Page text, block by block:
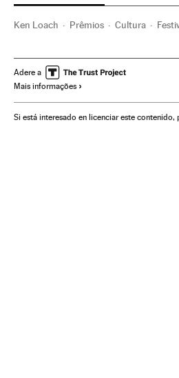
Ken Loach Prêmios Cultura
Eventos Sociedade
Adere a
Mais informações
Si está interesado en licenciar este contenido,